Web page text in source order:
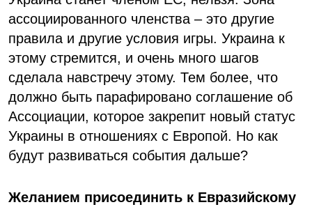
ассоциированного членства – это другие
правила и другие условия игры. Украина к
этому стремится, и очень много шагов
сделала навстречу этому. Тем более, что
должно быть парафировано соглашение об
Ассоциации, которое закрепит новый статус
Украины в отношениях с Европой. Но как
будут развиваться события дальше?
Желанием присоединить к Евразийскому